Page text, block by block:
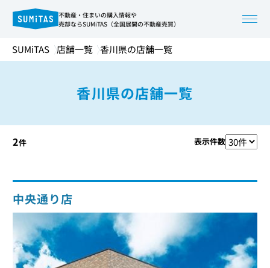
不動産・住まいの購入情報や
売却ならSUMiTAS（全国展開の不動産売買）
SUMiTAS 店舗一覧 香川県の店舗一覧
香川県の店舗一覧
2件 表示件数
中央通り店